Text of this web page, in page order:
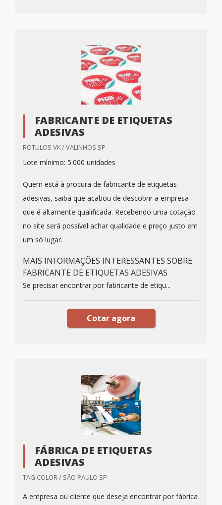
FABRICANTE DE ETIQUETAS
ADESIVAS
ROTULOS VK / VALINHOS SP
Lote mínimo: 5.000 unidades
Quem está à procura de fabricante de etiquetas
adesivas, saiba que acabou de descobrir a empresa
que é altamente qualificada. Recebendo uma cotação
no site será possível achar qualidade e preço justo em
um só lugar.
MAIS INFORMAÇÕES INTERESSANTES SOBRE
FABRICANTE DE ETIQUETAS ADESIVAS
Se precisar encontrar por fabricante de etiqu...
Cotar agora
FÁBRICA DE ETIQUETAS
ADESIVAS
TAG COLOR / SÃO PAULO SP
A empresa ou cliente que deseja encontrar por fábrica